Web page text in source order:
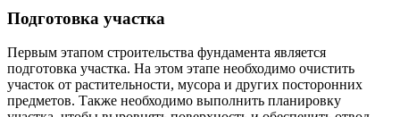
Подготовка участка
Первым этапом строительства фундамента является
подготовка участка. На этом этапе необходимо очистить
участок от растительности, мусора и других посторонних
предметов. Также необходимо выполнить планировку